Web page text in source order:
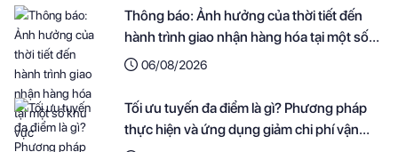
Thông báo: Ảnh hưởng của thời tiết đến
hành trình giao nhận hàng hóa tại một số
khu vực
06/08/2026
Tối ưu tuyến đa điểm là gì? Phương pháp
thực hiện và ứng dụng giảm chi phí vận